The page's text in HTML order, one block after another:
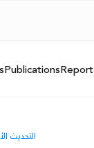
Publications
التحديث